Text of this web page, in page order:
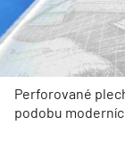
Perforované
podobu